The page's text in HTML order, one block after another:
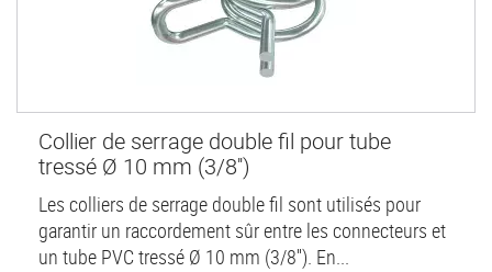
Collier de serrage double fil pour tube
tressé Ø 10 mm (3/8'')
Les colliers de serrage double fil sont utilisés pour
garantir un raccordement sûr entre les connecteurs et
un tube PVC tressé Ø 10 mm (3/8''). En...